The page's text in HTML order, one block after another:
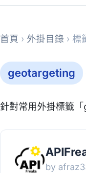
首頁 › 外掛目錄 ›
geotargeting
針對常用外掛標籤
by